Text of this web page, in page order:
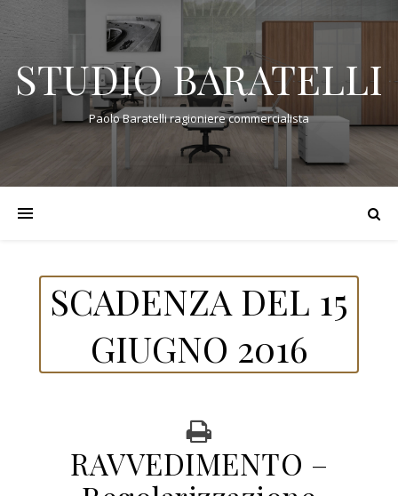
STUDIO BARATELLI
Paolo Baratelli ragioniere commercialista
SCADENZA DEL 15
GIUGNO 2016
RAVVEDIMENTO –